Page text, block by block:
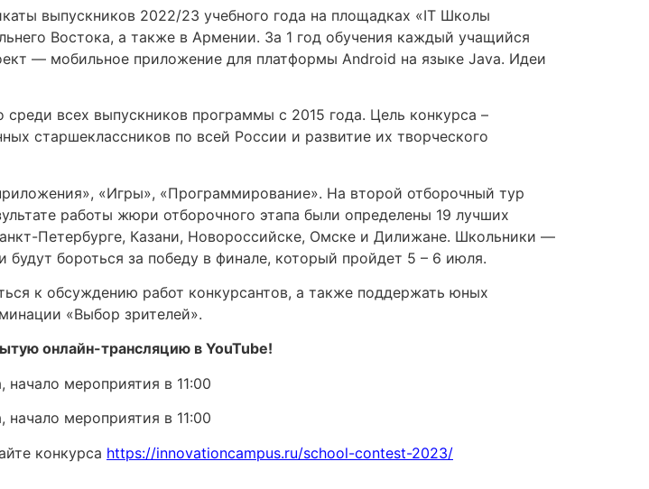
выпускников 2022/23 учебного года на площадках «IT Школы
Востока, а также в Армении. За 1 год обучения каждый учащийся
— мобильное приложение для платформы Android на языке Java. Идеи
всех выпускников программы с 2015 года. Цель конкурса –
старшеклассников по всей России и развитие их творческого
«Игры», «Программирование». На второй отборочный тур
работы жюри отборочного этапа были определены 19 лучших
Петербурге, Казани, Новороссийске, Омске и Дилижане. Школьники —
бороться за победу в финале, который пройдет 5 – 6 июля.
к обсуждению работ конкурсантов, а также поддержать юных
«Выбор зрителей».
онлайн-трансляцию в YouTube!
начало мероприятия в 11:00
начало мероприятия в 11:00
конкурса https://innovationcampus.ru/school-contest-2023/